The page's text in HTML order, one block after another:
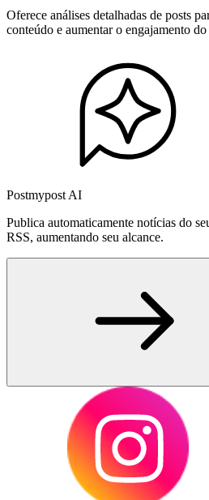
Oferece análises detalhadas de posts
conteúdo e aumentar o engajamento
Postmypost AI
Publica automaticamente notícias do
RSS, aumentando seu alcance.